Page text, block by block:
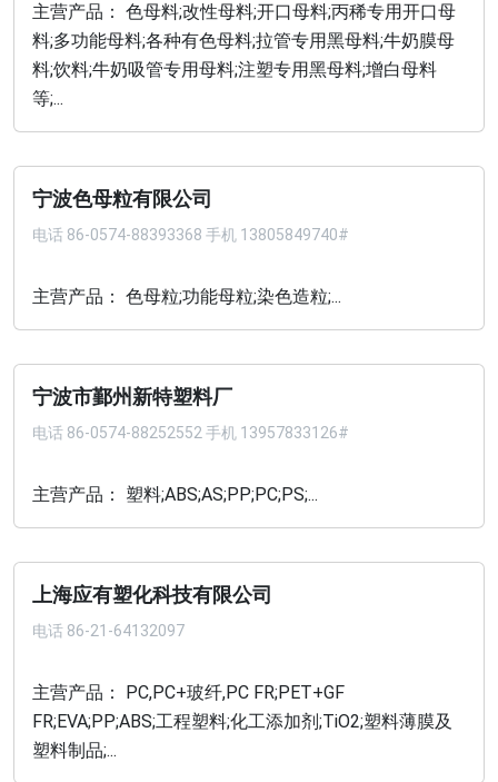
主营产品： 色母料;改性母料;开口母料;丙稀专用开口母
料;多功能母料;各种有色母料;拉管专用黑母料;牛奶膜母
料;饮料;牛奶吸管专用母料;注塑专用黑母料;增白母料
等;...
宁波色母粒有限公司
电话 86-0574-88393368 手机 13805849740#
主营产品： 色母粒;功能母粒;染色造粒;...
宁波市鄞州新特塑料厂
电话 86-0574-88252552 手机 13957833126#
主营产品： 塑料;ABS;AS;PP;PC;PS;...
上海应有塑化科技有限公司
电话 86-21-64132097
主营产品： PC,PC+玻纤,PC FR;PET+GF
FR;EVA;PP;ABS;工程塑料;化工添加剂;TiO2;塑料薄膜及
塑料制品;...